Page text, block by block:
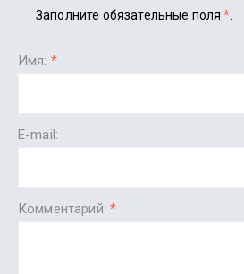
Заполните обязательные поля*
Имя: *
E-mail:
Комментарий:*